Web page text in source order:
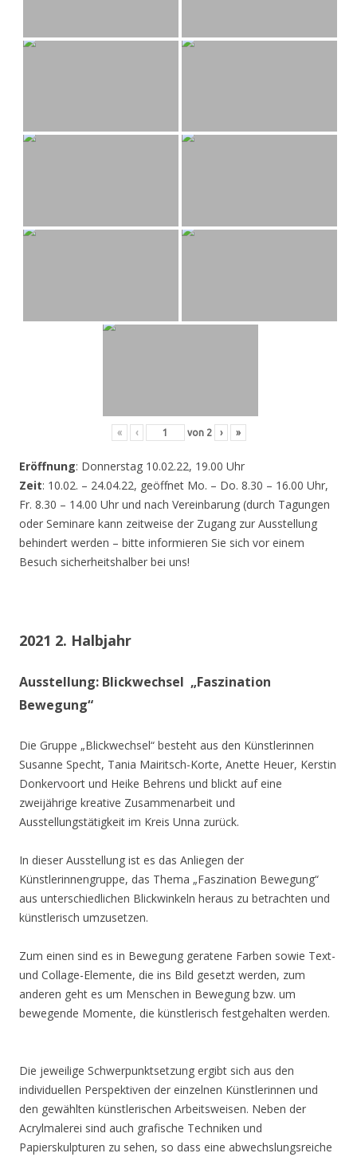
« ‹ von 2 › »
Eröffnung: Donnerstag 10.02.22, 19.00 Uhr
Zeit: 10.02. – 24.04.22, geöffnet Mo. – Do. 8.30 – 16.00 Uhr,
Fr. 8.30 – 14.00 Uhr und nach Vereinbarung (durch Tagungen
oder Seminare kann zeitweise der Zugang zur Ausstellung
behindert werden – bitte informieren Sie sich vor einem
Besuch sicherheitshalber bei uns!
2021 2. Halbjahr
Ausstellung: Blickwechsel „Faszination
Bewegung“
Die Gruppe „Blickwechsel“ besteht aus den Künstlerinnen
Susanne Specht, Tania Mairitsch-Korte, Anette Heuer, Kerstin
Donkervoort und Heike Behrens und blickt auf eine
zweijährige kreative Zusammenarbeit und
Ausstellungstätigkeit im Kreis Unna zurück.
In dieser Ausstellung ist es das Anliegen der
Künstlerinnengruppe, das Thema „Faszination Bewegung“
aus unterschiedlichen Blickwinkeln heraus zu betrachten und
künstlerisch umzusetzen.
Zum einen sind es in Bewegung geratene Farben sowie Text-
und Collage-Elemente, die ins Bild gesetzt werden, zum
anderen geht es um Menschen in Bewegung bzw. um
bewegende Momente, die künstlerisch festgehalten werden.
Die jeweilige Schwerpunktsetzung ergibt sich aus den
individuellen Perspektiven der einzelnen Künstlerinnen und
den gewählten künstlerischen Arbeitsweisen. Neben der
Acrylmalerei sind auch grafische Techniken und
Papierskulpturen zu sehen, so dass eine abwechslungsreiche